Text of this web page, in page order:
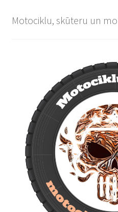
Motociklu, skūteru un